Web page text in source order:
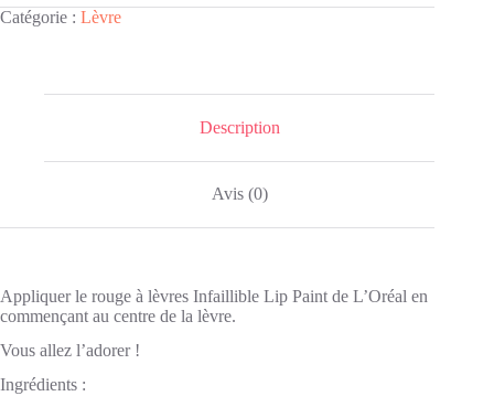
109
Bye
Catégorie : Lèvre
Description
Avis (0)
Appliquer le rouge à lèvres Infaillible Lip Paint de L’Oréal en
commençant au centre de la lèvre.
Vous allez l’adorer !
Ingrédients :